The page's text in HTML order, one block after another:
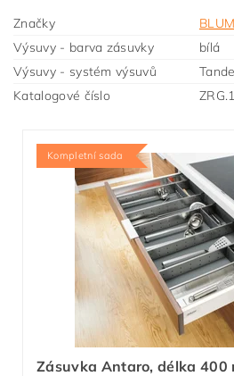
Značky
BLUM
Výsuvy - barva zásuvky
bílá
Výsuvy - systém výsuvů
Katalogové číslo
Kompletní sada
Zásuvka Antaro, délka 400